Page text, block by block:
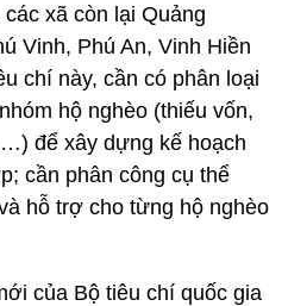
xã còn lại Quảng
Vinh, Phú An, Vinh Hiền
chí này, cần có phân loại
hộ nghèo (thiếu vốn,
để xây dựng kế hoạch
cần phân công cụ thể
hỗ trợ cho từng hộ nghèo
của Bộ tiêu chí quốc gia